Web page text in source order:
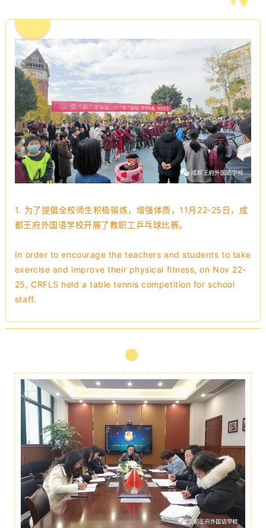
1. 为了提倡全校师生积极锻炼，增强体质，11月22-25日，成
都王府外国语学校开展了教职工乒乓球比赛。
In order to encourage the teachers and students to take
exercise and improve their physical fitness, on Nov 22-
25, CRFLS held a table tennis competition for school
staff.